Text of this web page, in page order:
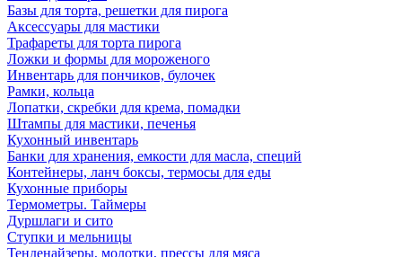
Базы для торта, решетки для пирога
Аксессуары для мастики
Трафареты для торта пирога
Ложки и формы для мороженого
Инвентарь для пончиков, булочек
Рамки, кольца
Лопатки, скребки для крема, помадки
Штампы для мастики, печенья
Кухонный инвентарь
Банки для хранения, емкости для масла, специй
Контейнеры, ланч боксы, термосы для еды
Кухонные приборы
Термометры. Таймеры
Дуршлаги и сито
Ступки и мельницы
Тенденайзеры, молотки, прессы для мяса